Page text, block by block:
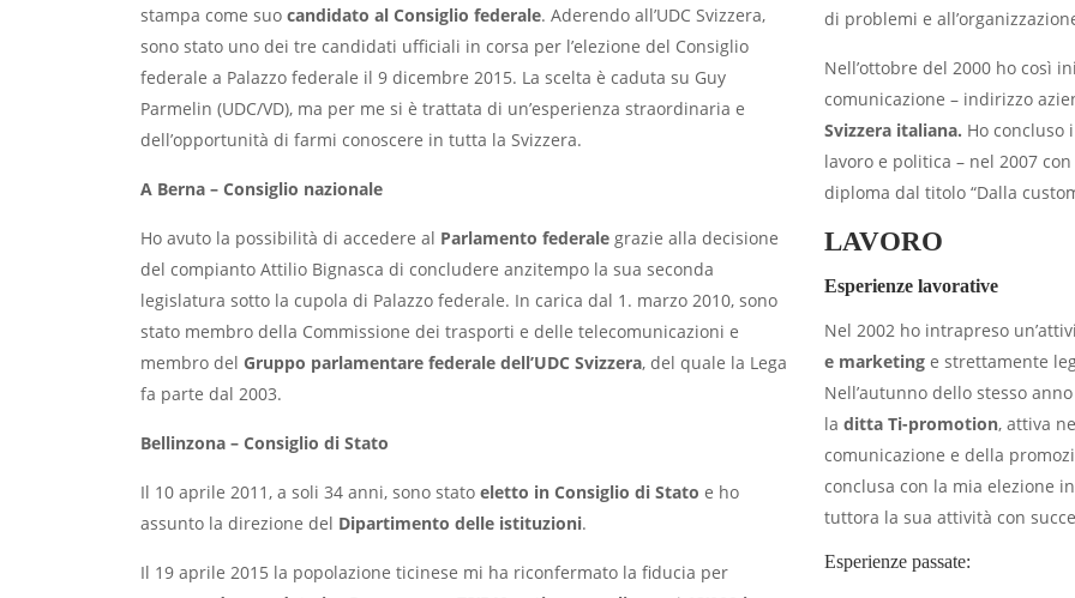
stampa come suo candidato al Consiglio federale. Aderendo all’UDC Svizzera,
sono stato uno dei tre candidati ufficiali in corsa per l’elezione del Consiglio
federale a Palazzo federale il 9 dicembre 2015. La scelta è caduta su Guy
Parmelin (UDC/VD), ma per me si è trattata di un’esperienza straordinaria e
dell’opportunità di farmi conoscere in tutta la Svizzera.
A Berna – Consiglio nazionale
Ho avuto la possibilità di accedere al Parlamento federale grazie alla decisione
del compianto Attilio Bignasca di concludere anzitempo la sua seconda
legislatura sotto la cupola di Palazzo federale. In carica dal 1. marzo 2010, sono
stato membro della Commissione dei trasporti e delle telecomunicazioni e
membro del Gruppo parlamentare federale dell’UDC Svizzera, del quale la Lega
fa parte dal 2003.
Bellinzona – Consiglio di Stato
Il 10 aprile 2011, a soli 34 anni, sono stato eletto in Consiglio di Stato e ho
assunto la direzione del Dipartimento delle istituzioni.
Il 19 aprile 2015 la popolazione ticinese mi ha riconfermato la fiducia per
di problemi e
Nell’ottobre del 2000 ho così
comunicazione – indirizzo
Svizzera italiana. Ho concluso
lavoro e politica – nel 2007
diploma dal titolo “Dalla
LAVORO
Esperienze lavorative
Nel 2002 ho intrapreso
e marketing e strettamente
Nell’autunno dello stesso
la ditta Ti-promotion, attiva
comunicazione e della
conclusa con la mia elezione
tuttora la sua attività con
Esperienze passate: